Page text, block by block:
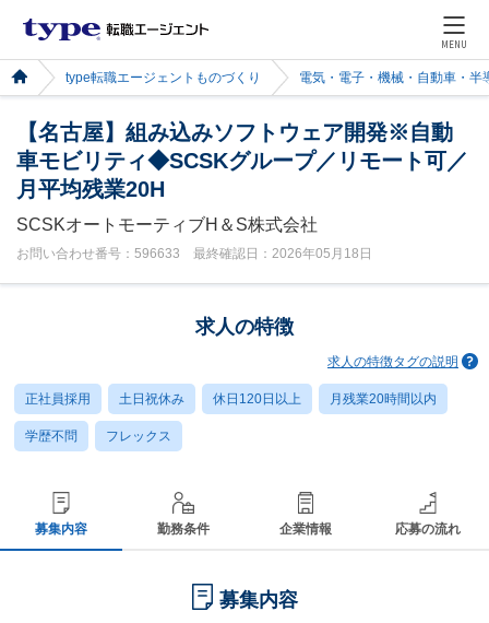
MENU
type転職エージェントものづくり 電気・電子・機械・自動車・半
【名古屋】組み込みソフトウェア開発※自動
車モビリティ◆SCSKグループ／リモート可／
月平均残業20H
SCSKオートモーティブH＆S株式会社
お問い合わせ番号：596633 最終確認日：2026年05月18日
求人の特徴
求人の特徴タグの説明
正社員採用 土日祝休み 休日120日以上 月残業20時間以内
学歴不問 フレックス
募集内容 勤務条件 企業情報 応募の流れ
募集内容